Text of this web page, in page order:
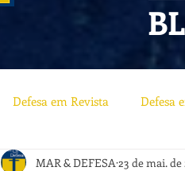
Defesa em Revista Defesa
MAR & DEFESA 23 de mai. de